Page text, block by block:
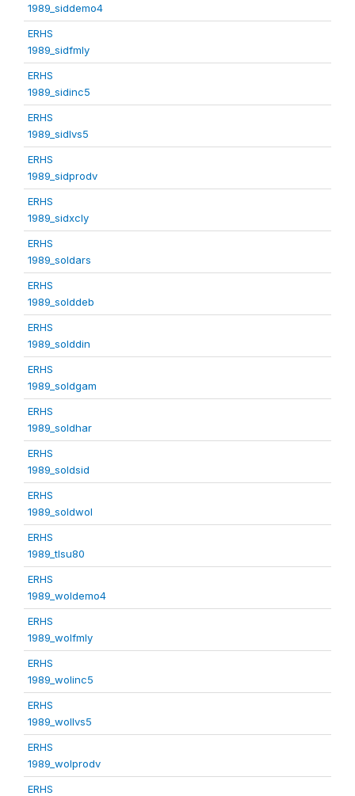
1989_siddemo4
ERHS
1989_sidfmly
ERHS
1989_sidinc5
ERHS
1989_sidlvs5
ERHS
1989_sidprodv
ERHS
1989_sidxcly
ERHS
1989_soldars
ERHS
1989_solddeb
ERHS
1989_solddin
ERHS
1989_soldgam
ERHS
1989_soldhar
ERHS
1989_soldsid
ERHS
1989_soldwol
ERHS
1989_tlsu80
ERHS
1989_woldemo4
ERHS
1989_wolfmly
ERHS
1989_wolinc5
ERHS
1989_wollvs5
ERHS
1989_wolprodv
ERHS